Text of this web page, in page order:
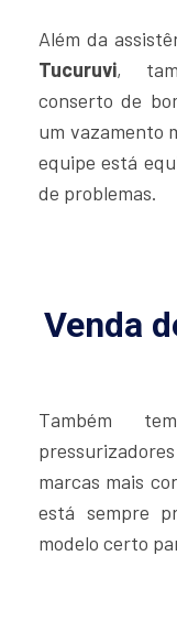
Além da
Tucuruvi,
conserto de
um vazamento
equipe está
de problemas.
Venda
Também
marcas mais
está sempre
modelo certo